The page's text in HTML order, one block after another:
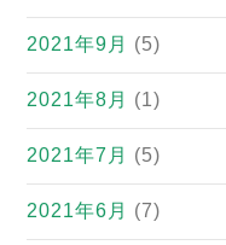
2021年9月 (5)
2021年8月 (1)
2021年7月 (5)
2021年6月 (7)